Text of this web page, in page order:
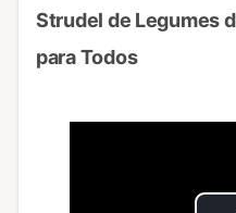
Strudel de Legumes
para Todos